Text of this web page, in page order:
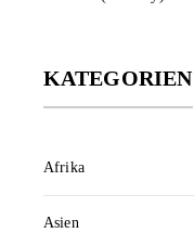
KATEGORIEN
Afrika
Asien